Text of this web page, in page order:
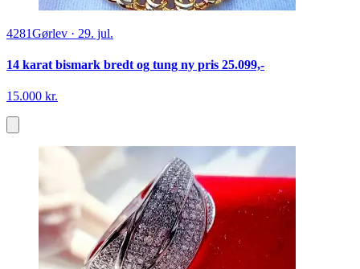
4281Gørlev · 29. jul.
14 karat bismark bredt og tung ny pris 25.099,-
15.000 kr.